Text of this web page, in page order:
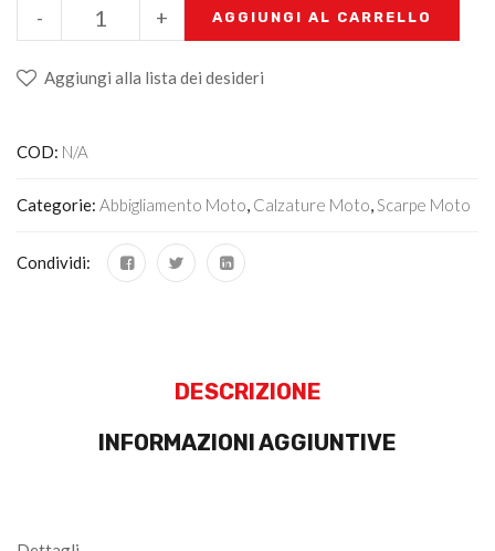
+
- AGGIUNGI AL CARRELLO
Aggiungi alla lista dei desideri
COD: N/A
Categorie: Abbigliamento Moto, Calzature Moto,Scarpe Moto
Condividi:
DESCRIZIONE
INFORMAZIONI AGGIUNTIVE